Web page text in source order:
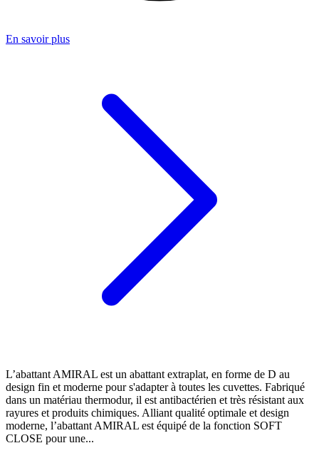
En savoir plus
L’abattant AMIRAL est un abattant extraplat, en forme de D au
design fin et moderne pour s'adapter à toutes les cuvettes. Fabriqué
dans un matériau thermodur, il est antibactérien et très résistant aux
rayures et produits chimiques. Alliant qualité optimale et design
moderne, l’abattant AMIRAL est équipé de la fonction SOFT
CLOSE pour une...